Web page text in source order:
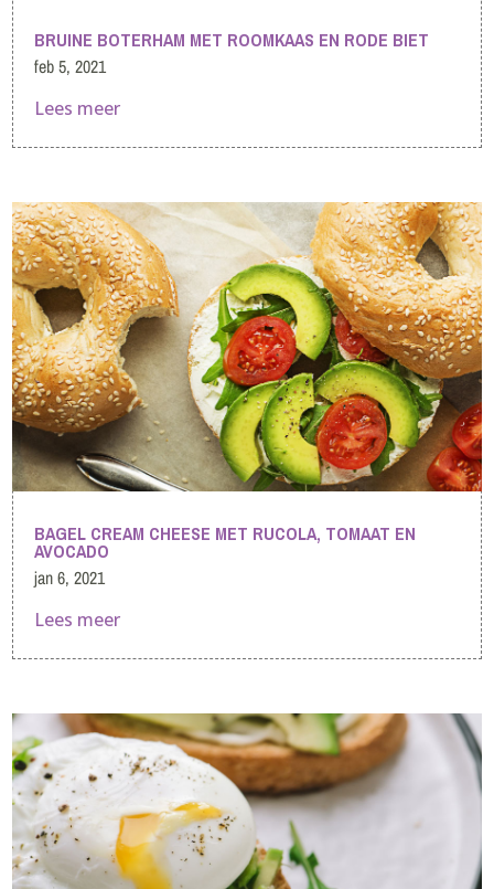
BRUINE BOTERHAM MET ROOMKAAS EN RODE BIET
feb 5, 2021
Lees meer
BAGEL CREAM CHEESE MET RUCOLA, TOMAAT EN
AVOCADO
jan 6, 2021
Lees meer